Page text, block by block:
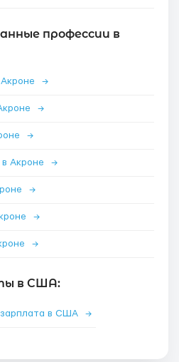
профессии в
→
→
→
Акроне →
→
→
→
в США:
зарплата в США →